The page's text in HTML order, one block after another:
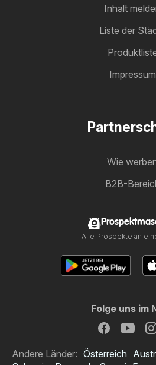
Inhalt
Liste der
Impressum
Wie
B2B-
Alle Prospekte an
Folge uns im
Andere Länder: Österreich